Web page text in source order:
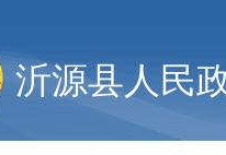
沂源县人民